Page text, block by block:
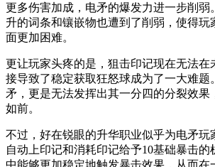
更多伤害加成，电矛的爆发力进一步削弱
升的词条和镶嵌物也遭到了削弱，使得玩
面更加困难。
更让玩家头疼的是，狙击印记现在无法在
接导致了稳定获取狂怒球成为了一大难题
矛，更是无法发挥出其一分四的分裂效果
如前。
不过，好在锐眼的升华职业似乎为电矛玩
自动上印记和消耗印记给予10基础暴击
中能够更加稳定地触发暴击效果，从而在